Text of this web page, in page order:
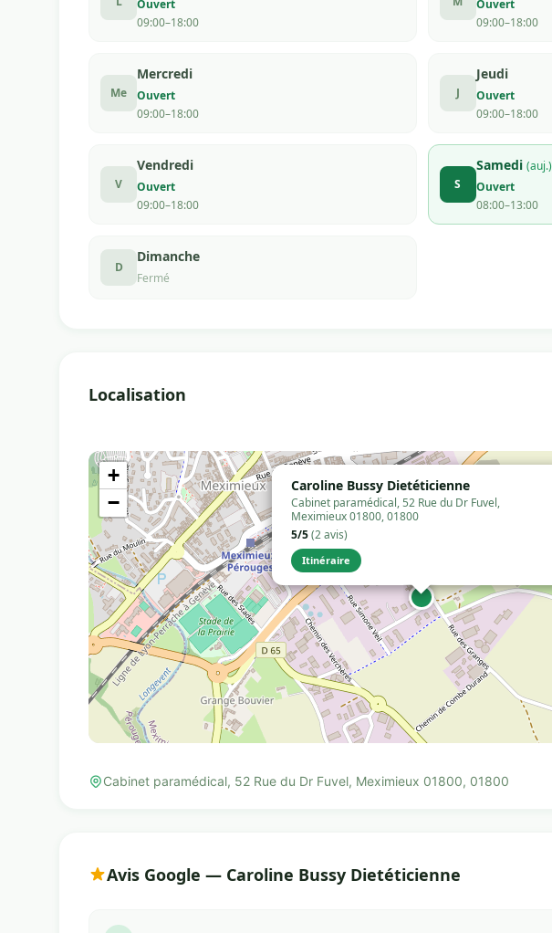
Ouvert
09:00–18:00
Ouvert
09:00–18:00
Me
Mercredi
Ouvert
09:00–18:00
J
Jeudi
Ouvert
09:00–18:00
V
Vendredi
Ouvert
09:00–18:00
S
Samedi (auj.)
Ouvert
08:00–13:00
D
Dimanche
Fermé
Localisation
Caroline Bussy Dietéticienne
Cabinet paramédical, 52 Rue du Dr Fuvel,
Meximieux 01800, 01800
5/5(2 avis)
Itinéraire
+
−
Cabinet paramédical, 52 Rue du Dr Fuvel, Meximieux 01800, 01800
Avis Google — Caroline Bussy Dietéticienne